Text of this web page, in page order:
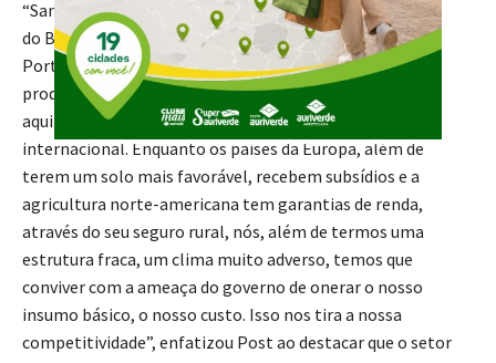
“Santa Catarina é o quinto maior produtor de alimento
do Brasil. Temos apenas 15% da população do Brasil.
Portanto, somos um Estado que precisa exportar nossa
produção, porque não temos consumidores suficientes
aqui dentro. Temos que pensar numa competitividade
internacional. Enquanto os países da Europa, além de
terem um solo mais favorável, recebem subsídios e a
agricultura norte-americana tem garantias de renda,
através do seu seguro rural, nós, além de termos uma
estrutura fraca, um clima muito adverso, temos que
conviver com a ameaça do governo de onerar o nosso
insumo básico, o nosso custo. Isso nos tira a nossa
competitividade”, enfatizou Post ao destacar que o setor